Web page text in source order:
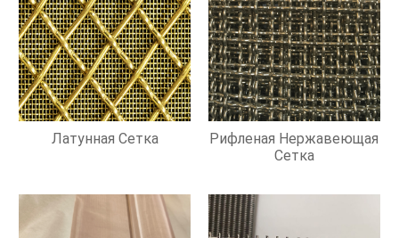
Латунная Сетка
Рифленая Нержавеющая
Сетка